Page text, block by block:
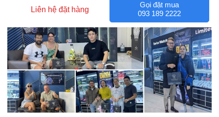
Liên hệ đặt hàng
Gọi đặt mua
093 189 2222